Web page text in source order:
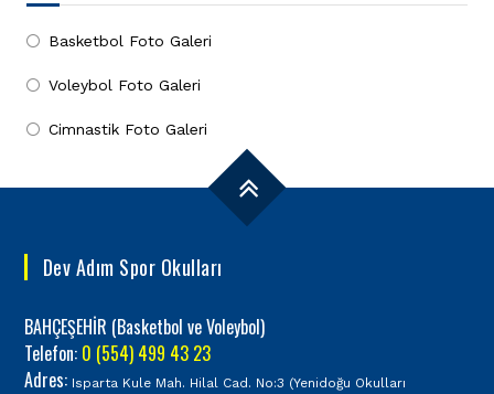
Basketbol Foto Galeri
Voleybol Foto Galeri
Cimnastik Foto Galeri
Dev Adım Spor Okulları
BAHÇEŞEHİR (Basketbol ve Voleybol)
Telefon: 0 (554) 499 43 23
Adres:Isparta Kule Mah. Hilal Cad. No:3 (Yenidoğu Okulları